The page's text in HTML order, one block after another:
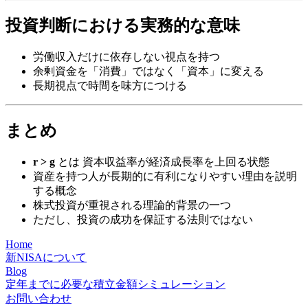
投資判断における実務的な意味
労働収入だけに依存しない視点を持つ
余剰資金を「消費」ではなく「資本」に変える
長期視点で時間を味方につける
まとめ
r > g とは 資本収益率が経済成長率を上回る状態
資産を持つ人が長期的に有利になりやすい理由を説明
する概念
株式投資が重視される理論的背景の一つ
ただし、投資の成功を保証する法則ではない
Home
新NISAについて
Blog
定年までに必要な積立金額シミュレーション
お問い合わせ